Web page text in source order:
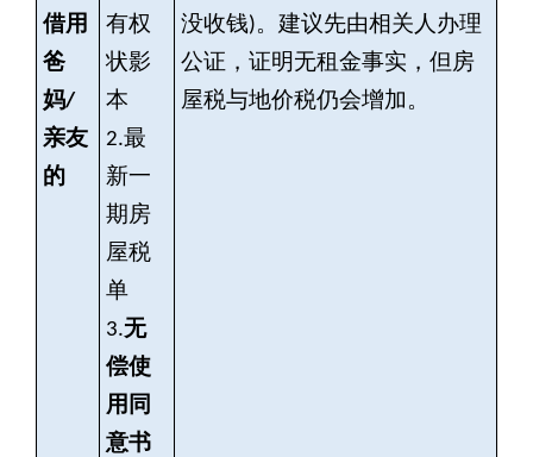
借用
爸
妈/
亲友
的
有权
状影
本
2.最
新一
期房
屋税
单
3.无
偿使
用同
意书
没收钱)。建议先由相关人办理
公证，证明无租金事实，但房
屋税与地价税仍会增加。